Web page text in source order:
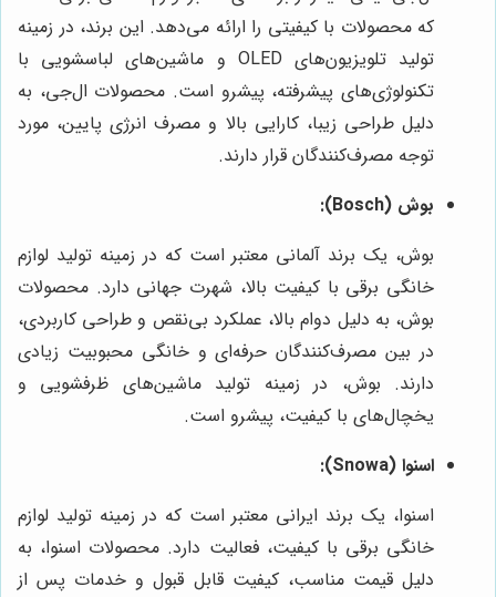
که محصولات با کیفیتی را ارائه می‌دهد. این برند، در زمینه
تولید تلویزیون‌های OLED و ماشین‌های لباسشویی با
تکنولوژی‌های پیشرفته، پیشرو است. محصولات ال‌جی، به
دلیل طراحی زیبا، کارایی بالا و مصرف انرژی پایین، مورد
توجه مصرف‌کنندگان قرار دارند.
بوش (Bosch):
بوش، یک برند آلمانی معتبر است که در زمینه تولید لوازم
خانگی برقی با کیفیت بالا، شهرت جهانی دارد. محصولات
بوش، به دلیل دوام بالا، عملکرد بی‌نقص و طراحی کاربردی،
در بین مصرف‌کنندگان حرفه‌ای و خانگی محبوبیت زیادی
دارند. بوش، در زمینه تولید ماشین‌های ظرفشویی و
یخچال‌های با کیفیت، پیشرو است.
اسنوا (Snowa):
اسنوا، یک برند ایرانی معتبر است که در زمینه تولید لوازم
خانگی برقی با کیفیت، فعالیت دارد. محصولات اسنوا، به
دلیل قیمت مناسب، کیفیت قابل قبول و خدمات پس از